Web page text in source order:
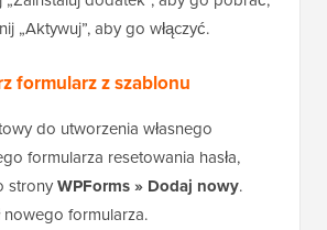
„Aktywuj”, aby go włączyć.
formularz z szablonu
do utworzenia własnego
formularza resetowania hasła,
stronyWPForms » Dodaj nowy.
nowego formularza.